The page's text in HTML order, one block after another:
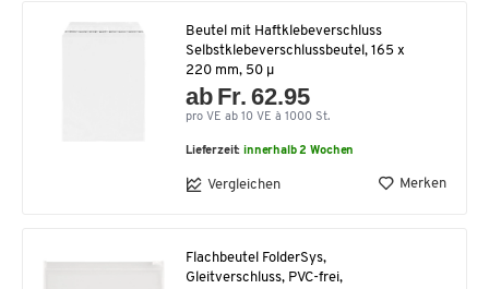
Beutel mit Haftklebeverschluss
Selbstklebeverschlussbeutel, 165 x
220 mm, 50 µ
ab Fr. 62.95
pro VE ab 10 VE à 1000 St.
Lieferzeit:innerhalb 2 Wochen
Vergleichen Merken
Flachbeutel FolderSys,
Gleitverschluss, PVC-frei,